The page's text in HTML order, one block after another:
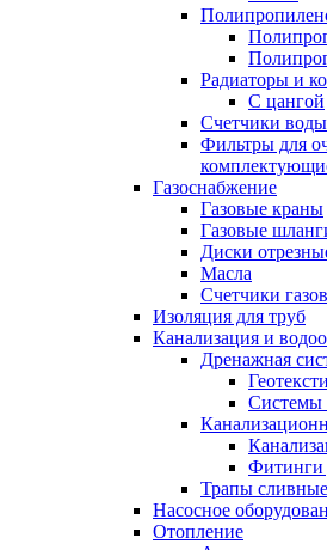
Радиаторы и
С цангой
Счетчики воды
Фильтры для
Газоснабжение
Газовые краны
Газовые
Диски
Масла
Счетчики
Изоляция для труб
Канализация и
Дренажная
Системы
Фитинги
Трапы сливные
Насосное
Отопление